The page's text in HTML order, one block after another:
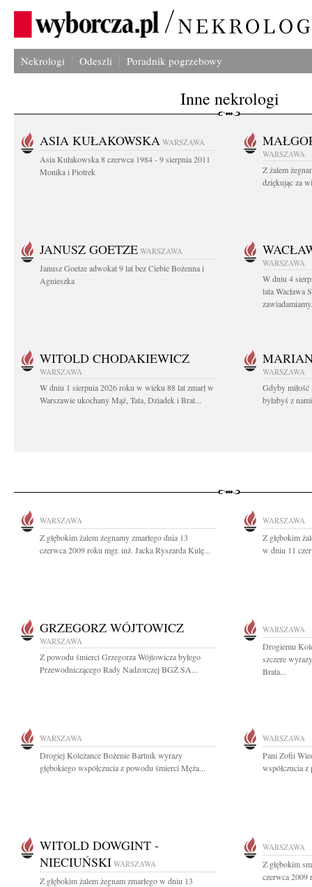
Nekrologi Odeszli Poradnik pogrzebowy
Inne nekrologi
ASIA KUŁAKOWSKA WARSZAWA
Asia Kułakowska 8 czerwca 1984 - 9 sierpnia 2011
Monika i Piotrek
WARSZAWA
Z żalem
dziękując za
JANUSZ GOETZE WARSZAWA
Janusz Goetze adwokat 9 lat bez Ciebie Bożenna i
Agnieszka
WARSZAWA
W dniu 4
lata Wacława
WITOLD CHODAKIEWICZ
WARSZAWA
W dniu 1 sierpnia 2026 roku w wieku 88 lat zmarł w
Warszawie ukochany Mąż, Tata, Dziadek i Brat...
WARSZAWA
Gdyby miłość
byłabyś z
WARSZAWA
Z głębokim żalem żegnamy zmarłego dnia 13
czerwca 2009 roku mgr. inż. Jacka Ryszarda Kulę...
WARSZAWA
Z głębokim
w dniu 11
GRZEGORZ WÓJTOWICZ
WARSZAWA
Z powodu śmierci Grzegorza Wójtowicza byłego
Przewodniczącego Rady Nadzorczej BGŻ SA...
WARSZAWA
Drogiemu
szczere
Brata...
WARSZAWA
Drogiej Koleżance Bożenie Bartnik wyrazy
głębokiego współczucia z powodu śmierci Męża...
WARSZAWA
Pani Zofii
współczucia
WITOLD DOWGINT -
NIECIUŃSKI WARSZAWA
Z głębokim żalem żegnam zmarłego w dniu 13
WARSZAWA
Z głębokim
czerwca 2009